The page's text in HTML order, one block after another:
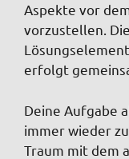
Aspekte vor
vorzustellen.
erfolgt
Deine Aufgabe
immer wieder
Traum mit dem